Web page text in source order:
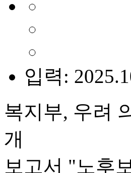
입력:
복지부, 우려
개
보고서 "노후